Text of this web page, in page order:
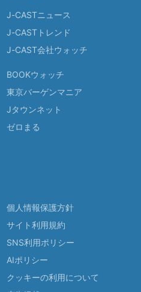
J-CASTニュース
J-CASTトレンド
J-CAST会社ウォッチ
BOOKウォッチ
東京バーゲンマニア
Jタウンネット
ゼロまる
個人情報保護方針
サイト利用規約
SNS利用ポリシー
AIポリシー
クッキーの利用について